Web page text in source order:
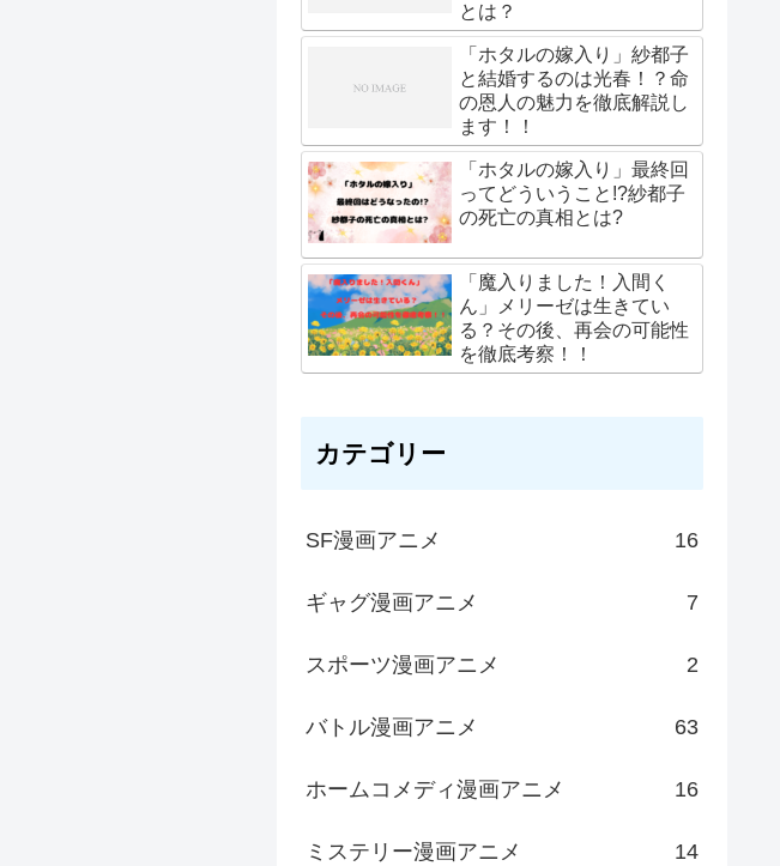
とは？
「ホタルの嫁入り」紗都子
と結婚するのは光春！？命
の恩人の魅力を徹底解説し
ます！！
「ホタルの嫁入り」最終回
ってどういうこと!?紗都子
の死亡の真相とは?
「魔入りました！入間く
ん」メリーゼは生きてい
る？その後、再会の可能性
を徹底考察！！
カテゴリー
SF漫画アニメ 16
ギャグ漫画アニメ 7
スポーツ漫画アニメ 2
バトル漫画アニメ 63
ホームコメディ漫画アニメ 16
ミステリー漫画アニメ 14